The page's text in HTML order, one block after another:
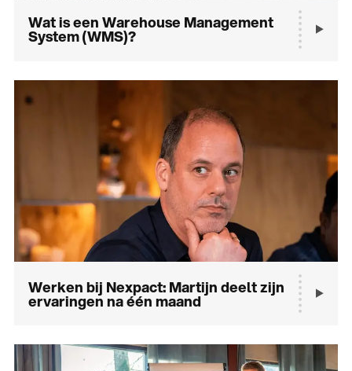
Wat is een Warehouse Management
System (WMS)?
Werken bij Nexpact: Martijn deelt zijn
ervaringen na één maand